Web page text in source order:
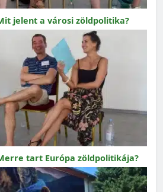
jelent a városi zöldpolitika?
tart Európa zöldpolitikája?